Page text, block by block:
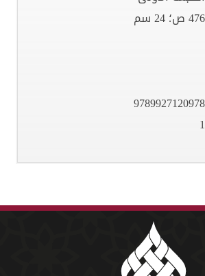
476 ص؛ 24 سم
9789927120978
1